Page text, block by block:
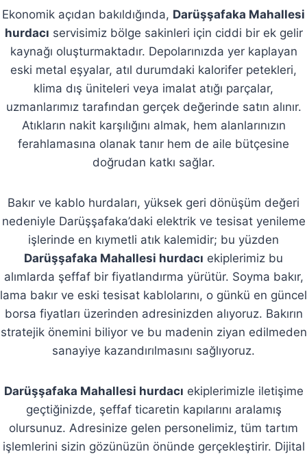
Ekonomik açıdan bakıldığında, Darüşşafaka Mahallesi
hurdacı servisimiz bölge sakinleri için ciddi bir ek gelir
kaynağı oluşturmaktadır. Depolarınızda yer kaplayan
eski metal eşyalar, atıl durumdaki kalorifer petekleri,
klima dış üniteleri veya imalat atığı parçalar,
uzmanlarımız tarafından gerçek değerinde satın alınır.
Atıkların nakit karşılığını almak, hem alanlarınızın
ferahlamasına olanak tanır hem de aile bütçesine
doğrudan katkı sağlar.
Bakır ve kablo hurdaları, yüksek geri dönüşüm değeri
nedeniyle Darüşşafaka’daki elektrik ve tesisat yenileme
işlerinde en kıymetli atık kalemidir; bu yüzden
Darüşşafaka Mahallesi hurdacı ekiplerimiz bu
alımlarda şeffaf bir fiyatlandırma yürütür. Soyma bakır,
lama bakır ve eski tesisat kablolarını, o günkü en güncel
borsa fiyatları üzerinden adresinizden alıyoruz. Bakırın
stratejik önemini biliyor ve bu madenin ziyan edilmeden
sanayiye kazandırılmasını sağlıyoruz.
Darüşşafaka Mahallesi hurdacı ekiplerimizle iletişime
geçtiğinizde, şeffaf ticaretin kapılarını aralamış
olursunuz. Adresinize gelen personelimiz, tüm tartım
işlemlerini sizin gözünüzün önünde gerçekleştirir. Dijital